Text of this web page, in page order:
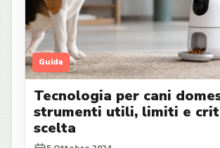
Guida
Tecnologia per cani
strumenti utili, limiti e
scelta